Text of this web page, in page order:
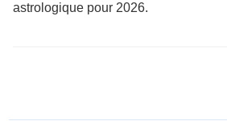
astrologique pour 2026.